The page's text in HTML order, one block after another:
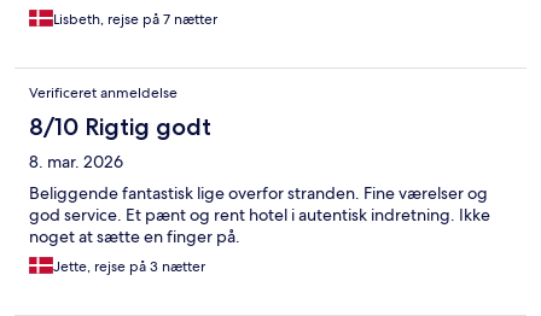
Lisbeth, rejse på 7 nætter
Verificeret anmeldelse
8/10 Rigtig godt
8. mar. 2026
Beliggende fantastisk lige overfor stranden. Fine værelser og
god service. Et pænt og rent hotel i autentisk indretning. Ikke
noget at sætte en finger på.
Jette, rejse på 3 nætter